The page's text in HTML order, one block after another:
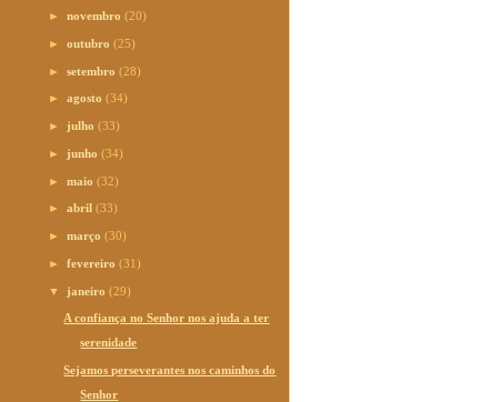
►novembro(20)
►outubro(25)
►setembro(28)
►agosto(34)
► julho(33)
► junho(34)
►maio(32)
►abril(33)
►março(30)
►fevereiro(31)
▼ janeiro(29)
A confiança no Senhor nos ajuda a ter
serenidade
Sejamos perseverantes nos caminhos do
Senhor